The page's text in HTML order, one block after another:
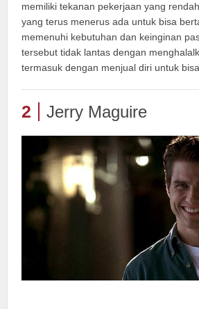
memiliki tekanan pekerjaan yang
yang terus menerus ada untuk bisa
memenuhi kebutuhan dan keinginan
tersebut tidak lantas dengan
termasuk dengan menjual diri untuk
2 Jerry Maguire